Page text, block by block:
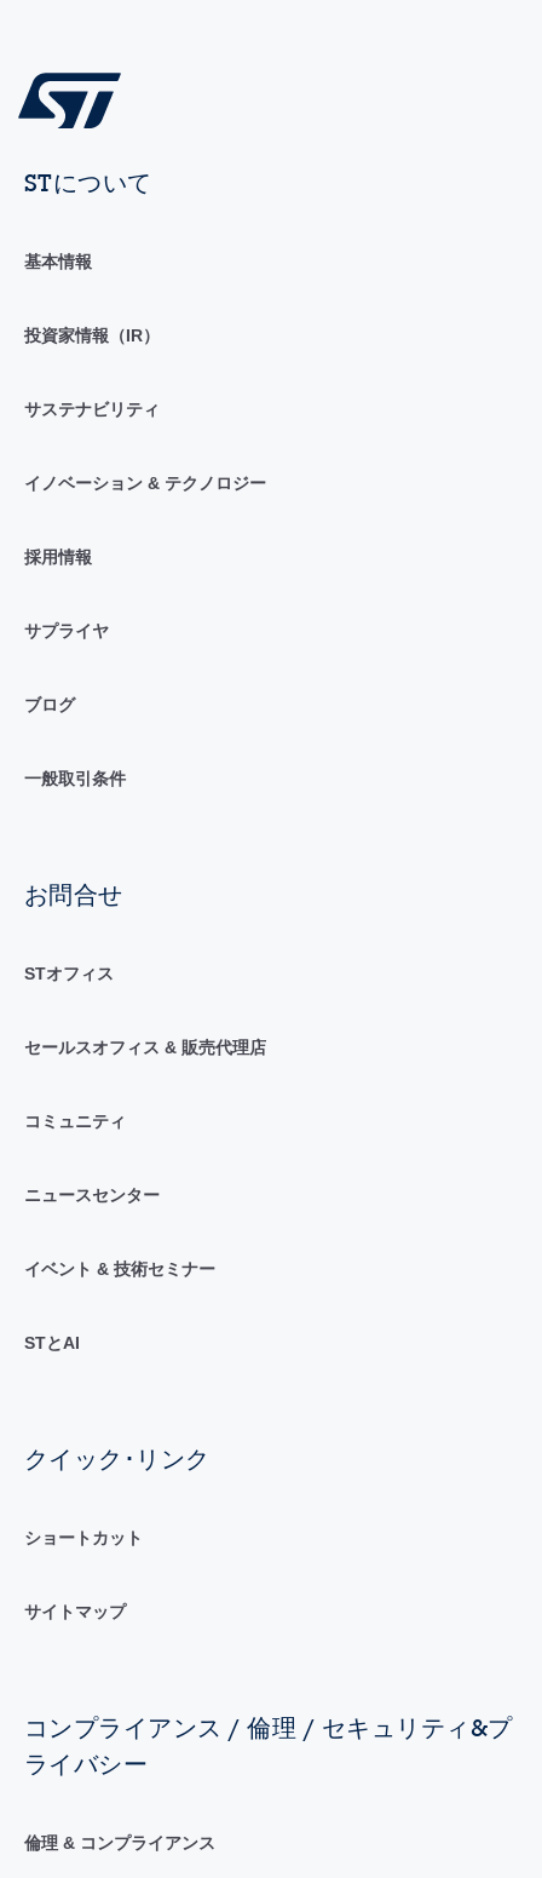
STについて
基本情報
投資家情報（IR）
サステナビリティ
イノベーション & テクノロジー
採用情報
サプライヤ
ブログ
一般取引条件
お問合せ
STオフィス
セールスオフィス & 販売代理店
コミュニティ
ニュースセンター
イベント & 技術セミナー
STとAI
クイック･リンク
ショートカット
サイトマップ
コンプライアンス / 倫理 / セキュリティ&プ
ライバシー
倫理 & コンプライアンス